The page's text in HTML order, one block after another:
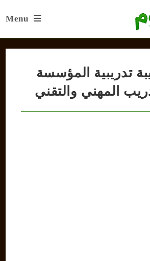
Menu
تدريبية المؤسسة
المهني والتقني